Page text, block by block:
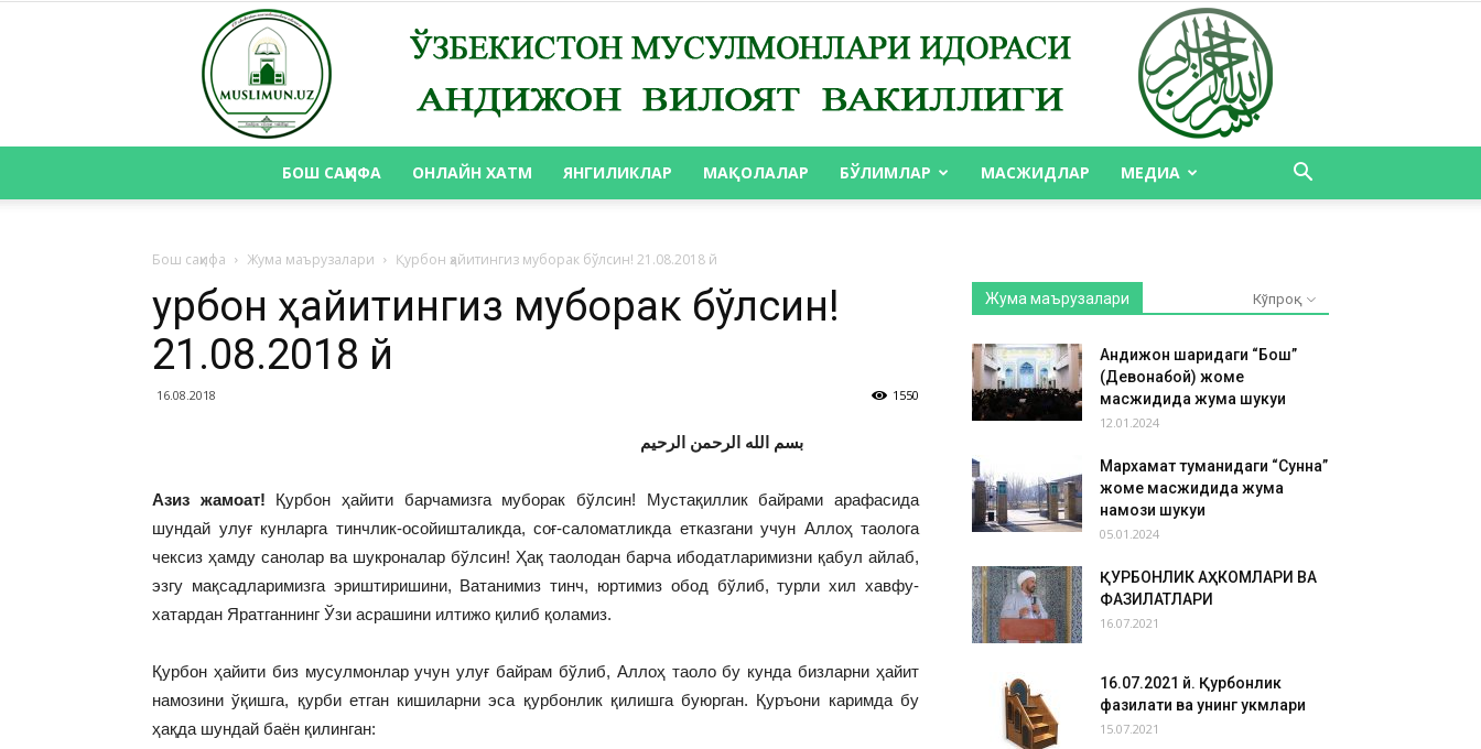
ВАКИЛЛИГИ
БОШ САҲИФА ОНЛАЙН ХАТМ ЯНГИЛИКЛАР МАҚОЛАЛАР БЎЛИМЛАР МАСЖИДЛАР МЕДИА
Бош саҳифа Жума маърузалари Қурбон ҳайитингиз муборак бўлсин! 21.08.2018 й
Қурбон ҳайитингиз муборак бўлсин!
21.08.2018 й
16.08.2018 1550
بسم الله الرحمن الرحيم
Азиз жамоат! Қурбон ҳайити барчамизга муборак бўлсин! Мустақиллик байрами арафасида
шундай улуғ кунларга тинчлик-осойишталикда, соғ-саломатликда етказгани учун Аллоҳ таолога
чексиз ҳамду санолар ва шукроналар бўлсин! Ҳақ таолодан барча ибодатларимизни қабул айлаб,
эзгу мақсадларимизга эриштиришини, Ватанимиз тинч, юртимиз обод бўлиб, турли хил хавфу-
хатардан Яратганнинг Ўзи асрашини илтижо қилиб қоламиз.
Қурбон ҳайити биз мусулмонлар учун улуғ байрам бўлиб, Аллоҳ таоло бу кунда бизларни ҳайит
намозини ўқишга, қурби етган кишиларни эса қурбонлик қилишга буюрган. Қуръони каримда бу
ҳақда шундай баён қилинган:
Жума маърузалари Кўпроқ
Андижон шаҳридаги “Бош”
(Девонабой) жоме
масжидида жума шукуҳи
12.01.2024
Мархамат туманидаги “Сунна”
жоме масжидида жума
намози шукуҳи
05.01.2024
ҚУРБОНЛИК АҲКОМЛАРИ ВА
ФАЗИЛАТЛАРИ
16.07.2021
16.07.2021 й. Қурбонлик
фазилати ва унинг ҳукмлари
15.07.2021